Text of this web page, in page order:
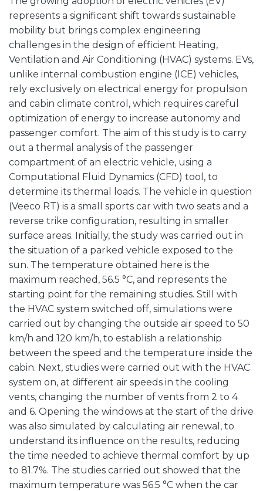
represents a significant shift towards sustainable
mobility but brings complex engineering
challenges in the design of efficient Heating,
Ventilation and Air Conditioning (HVAC) systems. EVs,
unlike internal combustion engine (ICE) vehicles,
rely exclusively on electrical energy for propulsion
and cabin climate control, which requires careful
optimization of energy to increase autonomy and
passenger comfort. The aim of this study is to carry
out a thermal analysis of the passenger
compartment of an electric vehicle, using a
Computational Fluid Dynamics (CFD) tool, to
determine its thermal loads. The vehicle in question
(Veeco RT) is a small sports car with two seats and a
reverse trike configuration, resulting in smaller
surface areas. Initially, the study was carried out in
the situation of a parked vehicle exposed to the
sun. The temperature obtained here is the
maximum reached, 56.5 °C, and represents the
starting point for the remaining studies. Still with
the HVAC system switched off, simulations were
carried out by changing the outside air speed to 50
km/h and 120 km/h, to establish a relationship
between the speed and the temperature inside the
cabin. Next, studies were carried out with the HVAC
system on, at different air speeds in the cooling
vents, changing the number of vents from 2 to 4
and 6. Opening the windows at the start of the drive
was also simulated by calculating air renewal, to
understand its influence on the results, reducing
the time needed to achieve thermal comfort by up
to 81.7%. The studies carried out showed that the
maximum temperature was 56.5 °C when the car